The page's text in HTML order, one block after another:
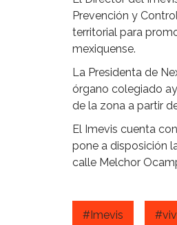
Prevención y
territorial para
mexiquense.
La Presidenta de
órgano colegiado
de la zona a partir
El Imevis cuenta
pone a disposición
calle Melchor
#Imevis